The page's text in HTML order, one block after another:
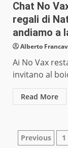
Chat No
regali di
andiamo a
Alberto
Ai No Vax
invitano al
Read More
Previous 1